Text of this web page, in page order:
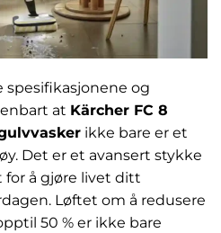
spesifikasjonene og
at Kärcher FC 8
ikke bare er et
Det er et avansert stykke
å gjøre livet ditt
Løftet om å redusere
50 % er ikke bare